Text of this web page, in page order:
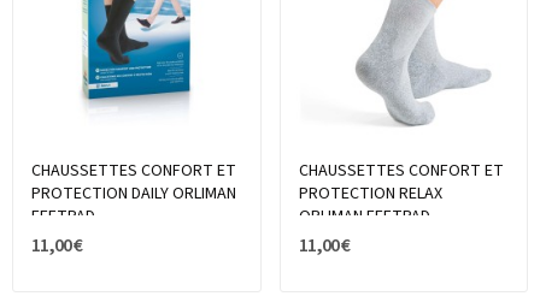
CHAUSSETTES CONFORT ET
PROTECTION DAILY ORLIMAN
FEETPAD
11,00 €
CHAUSSETTES CONFORT ET
PROTECTION RELAX
ORLIMAN FEETPAD
11,00 €